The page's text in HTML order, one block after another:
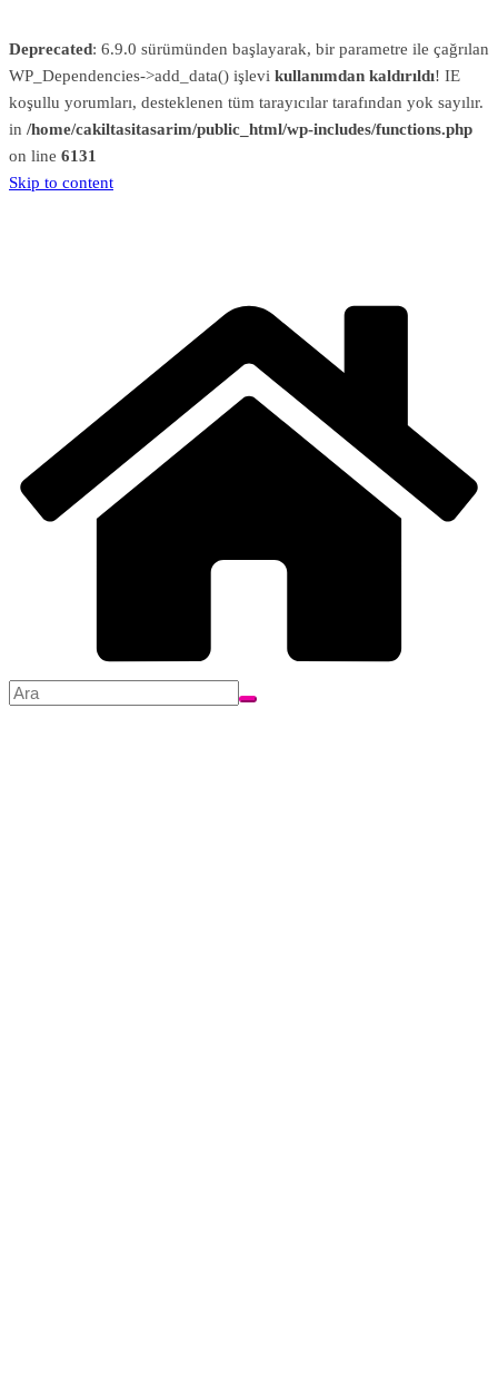
Deprecated: 6.9.0 sürümünden başlayarak, bir parametre ile çağrılan
WP_Dependencies->add_data() işlevi kullanımdan kaldırıldı! IE
koşullu yorumları, desteklenen tüm tarayıcılar tarafından yok sayılır.
in /home/cakiltasitasarim/public_html/wp-includes/functions.php
on line 6131
Skip to content